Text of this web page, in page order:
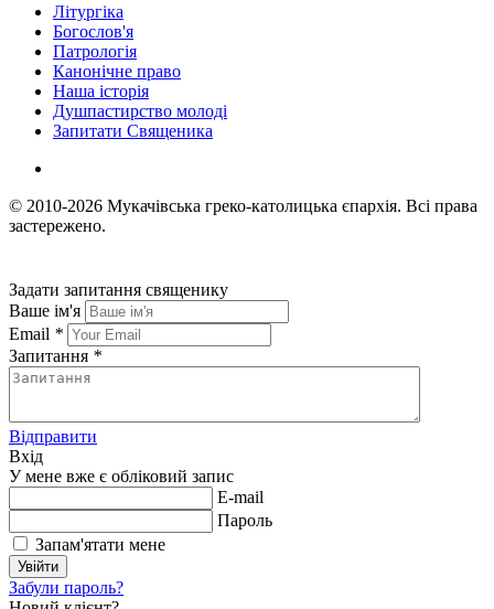
Літургіка
Богослов'я
Патрологія
Канонічне право
Наша історія
Душпастирство молоді
Запитати Священика
© 2010-2026 Мукачівська греко-католицька єпархія. Всі права
застережено.
Задати запитання священику
Ваше ім'я
Email *
Запитання *
Відправити
Вхід
У мене вже є обліковий запис
E-mail
Пароль
Запам'ятати мене
Увійти
Забули пароль?